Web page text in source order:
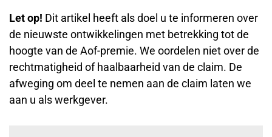
Let op! Dit artikel heeft als doel u te informeren over
de nieuwste ontwikkelingen met betrekking tot de
hoogte van de Aof-premie. We oordelen niet over de
rechtmatigheid of haalbaarheid van de claim. De
afweging om deel te nemen aan de claim laten we
aan u als werkgever.